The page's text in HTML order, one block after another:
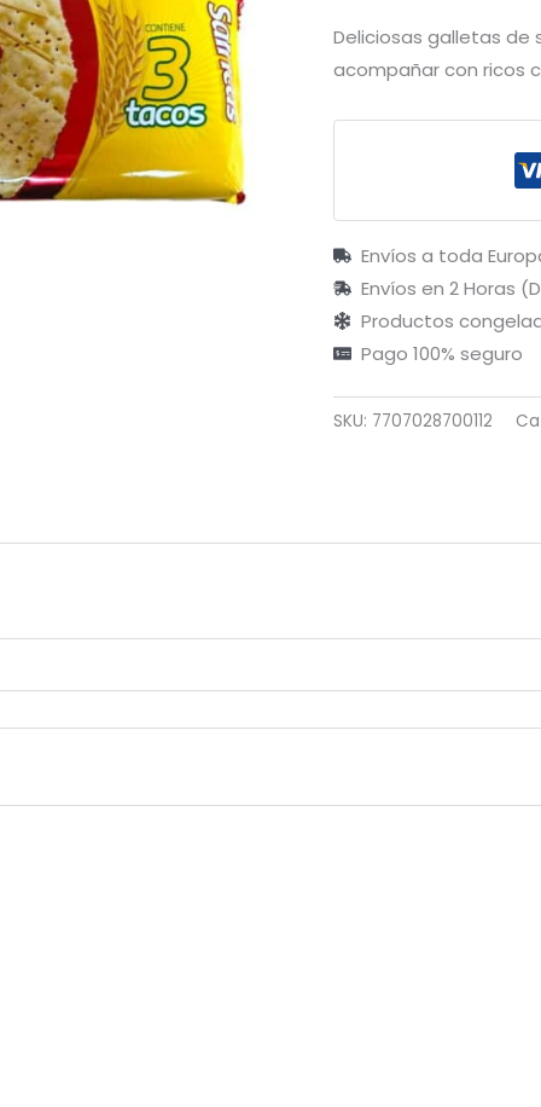
Deliciosas galletas de
acompañar con ricos
Envíos a toda
Envíos en 2 Horas
Productos
Pago 100% seguro
SKU: 7707028700112
Salricas 282 gr”